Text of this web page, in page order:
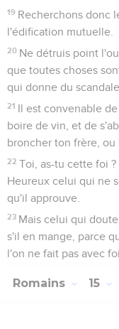
19 Recherchons donc
l'édification mutuelle.
20 Ne détruis point
que toutes choses
qui donne du
21 Il est convenable
boire de vin, et de
broncher ton frère, ou
22 Toi, as-tu cette foi
Heureux celui qui ne
qu'il approuve.
23 Mais celui qui
s'il en mange, parce
l'on ne fait pas avec
Romains 15